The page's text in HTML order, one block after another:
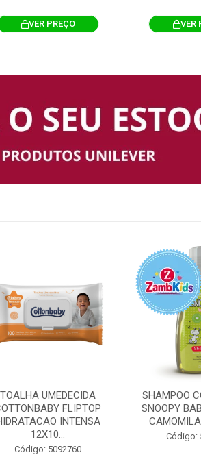
VER PREÇO VER
TOALHA UMEDECIDA
FLIPTOP
INTENSA
12X10...
Código: 5092760
SHAMPOO
SNOOPY
Código: